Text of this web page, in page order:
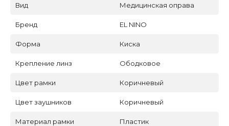
Вид Медицинская оправа
Бренд EL NINO
Форма Киска
Крепление линз Ободковое
Цвет рамки Коричневый
Цвет заушников Коричневый
Материал рамки Пластик